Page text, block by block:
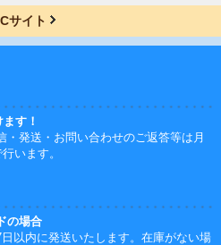
サイト
す！
・発送・お問い合わせのご返答等は月
います。
の場合
以内に発送いたします。在庫がない場